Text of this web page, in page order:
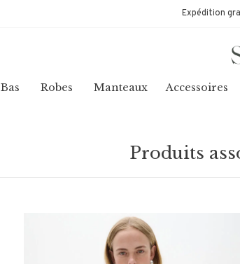
Expédition
Bas Robes Manteaux Accessoires
Produits